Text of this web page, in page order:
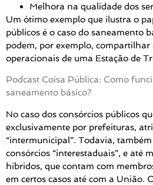
Melhora na qualidade dos
Um ótimo exemplo que ilustra o
públicos é o caso do saneamento
podem, por exemplo, compartilhar
operacionais de uma Estação de
Podcast Coisa Pública: Como
saneamento básico?
No caso dos consórcios públicos
exclusivamente por prefeituras,
“intermunicipal”. Todavia,
consórcios “interestaduais”, e até
híbridos, que contam com
em certos casos até com a União.